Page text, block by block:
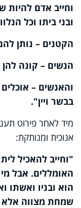
וחייב אדם להיות
ובני ביתו וכל
הקטנים – נותן
הנשים – קונה להן
והאנשים –
בבשר ויין".
מיד לאחר פירוט
אנוכית ומנותקת:
"וחייב להאכיל
האומללים. אבל
הוא ובניו ואשתו
שמחת מצווה אלא